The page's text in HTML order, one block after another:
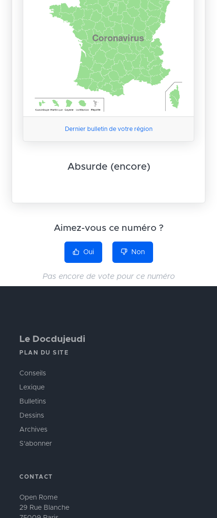
Dernier bulletin de votre région
Absurde (encore)
Aimez-vous ce numéro ?
Oui Non
Pas encore de vote pour ce numéro
Le Docdujeudi
PLAN DU SITE
Conseils
Lexique
Bulletins
Dessins
Archives
S'abonner
CONTACT
Open Rome
29 Rue Blanche